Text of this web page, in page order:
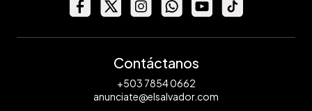
Contáctanos
+503 7854 0662
anunciate@elsalvador.com